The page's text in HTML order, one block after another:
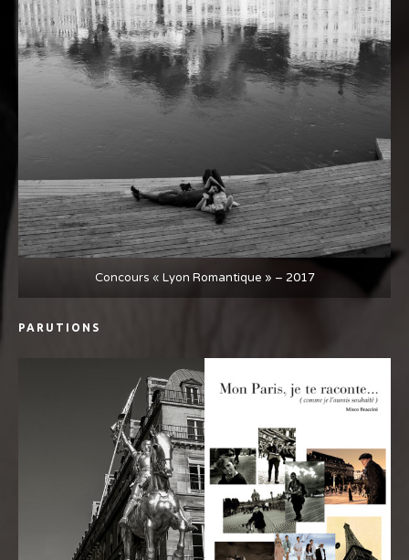
Concours « Lyon Romantique » – 2017
PARUTIONS